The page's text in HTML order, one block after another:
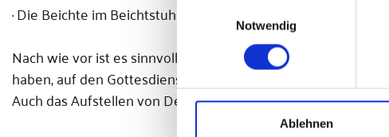
Notwendig
Ablehnen
· Die Beichte im Beichtstuhl ist uneingeschränkt möglich
Nach wie vor ist es sinnvoll, bestimmte Schutzmaßnahmen
haben, auf den Gottesdienstbesuch oder einen liturgischen
Auch das Aufstellen von Desinfektionsspendern kann in